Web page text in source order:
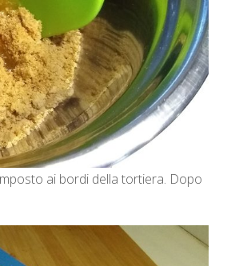
ai bordi della tortiera. Dopo